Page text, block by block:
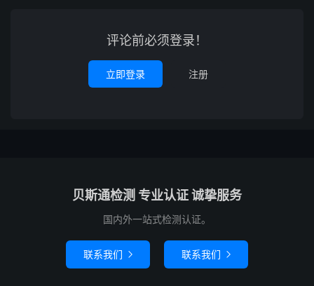
评论前必须登录！
立即登录 注册
贝斯通检测 专业认证 诚挚服务
国内外一站式检测认证。
联系我们  联系我们 